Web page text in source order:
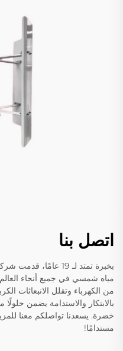
اتصل بنا
بالابتكار والاستدامة يضمن
خضرة. يسعدنا تواصلكم معنا
مستدامًا!